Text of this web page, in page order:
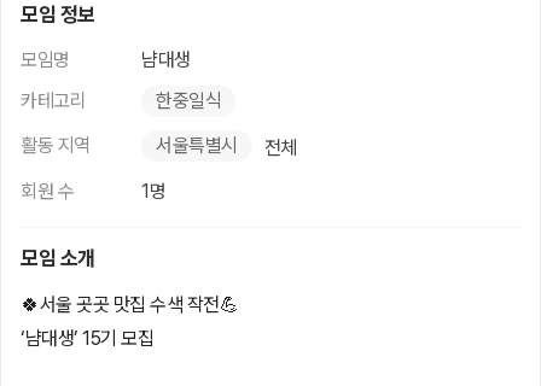
모임 정보
모임명
냠대생
카테고리
한중일식
활동 지역
서울특별시
전체
회원 수
1명
모임 소개
🍀서울 곳곳 맛집 수색 작전💪
‘냠대생’ 15기 모집